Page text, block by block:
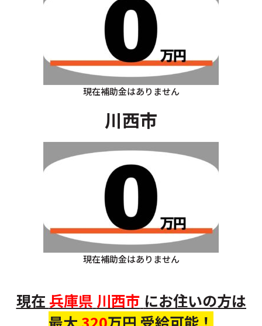
現在補助金はありません
川西市
現在補助金はありません
現在 兵庫県 川西市 にお住いの方は